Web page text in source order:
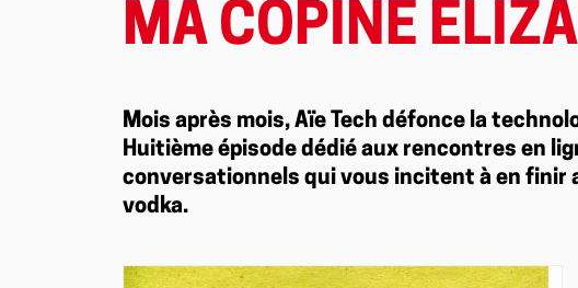
MA COPINE
Mois après mois, Aïe Tech défonce la
Huitième épisode dédié aux rencontres en
conversationnels qui vous incitent à en finir
vodka.